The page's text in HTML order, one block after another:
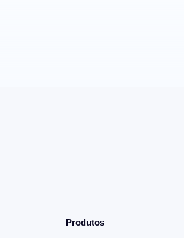
Produtos